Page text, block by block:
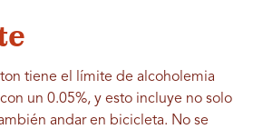
tiene el límite de alcoholemia
un 0.05%, y esto incluye no solo
andar en bicicleta. No se